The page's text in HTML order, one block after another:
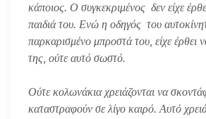
κάποιος. Ο συγκεκριμένος δεν είχε
παιδιά του. Ενώ η οδηγός του
παρκαρισμένο μπροστά του, είχε έρθει
της, ούτε αυτό σωστό.
Ούτε κολωνάκια χρειάζονται να
καταστραφούν σε λίγο καιρό. Αυτό